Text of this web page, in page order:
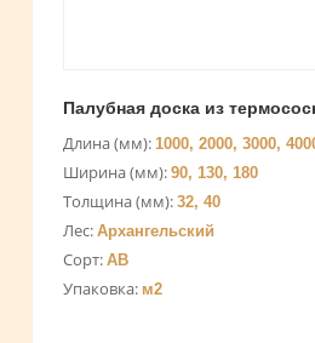
Палубная доска из
Длина (мм): 1000, 2000, 3000,
Ширина (мм): 90, 130, 180
Толщина (мм): 32, 40
Лес: Архангельский
Сорт: АВ
Упаковка: м2